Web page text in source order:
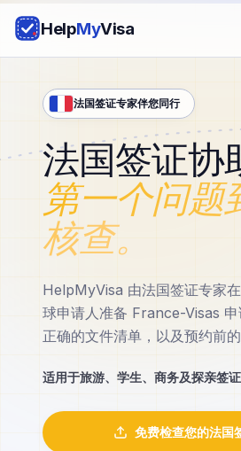
HelpMyVisa
法国签证专家伴您同行
法国签证协
第一个问题
核查。
HelpMyVisa 由法国签证专家
球申请人准备 France-Visas 申
正确的文件清单，以及预约前的
适用于旅游、学生、商务及探亲签证
免费检查您的法国